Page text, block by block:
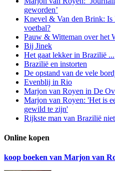
geworden’
Knevel & Van den Brink:
voetbal?
Pauw & Witteman over het
Bij Jinek
Het gaat lekker in Brazilië ...
Brazilië en instorten
De opstand van de vele
Evenblij in Rio
Marjon van Royen in De
Marjon van Royen: 'Het is
gewild te zijn'
Rijkste man van Brazilië
Online kopen
koop boeken van Marjon van